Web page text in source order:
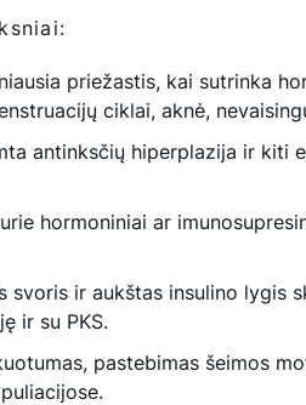
priežastis, kai sutrinka
ciklai, aknė,
antinksčių hiperplazija ir kiti
hormoniniai ar
svoris ir aukštas insulino lygis
ir su PKS.
pastebimas šeimos